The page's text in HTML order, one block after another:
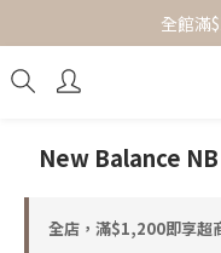
全館滿
全館滿
選品服飾/女
New Balance
全店，滿$1,200即享超